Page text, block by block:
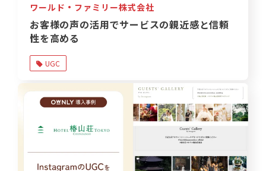
ワールド・ファミリー株式会社
お客様の声の活用でサービスの親近感と信頼
性を高める
UGC